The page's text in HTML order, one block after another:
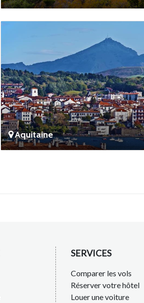
Aquitaine
SERVICES
Comparer les vols
Réserver votre hôtel
Louer une voiture